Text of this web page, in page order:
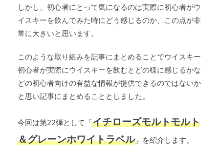
しかし、初心者にとって気になるのは実際に初心者がウ
イスキーを飲んでみた時にどう感じるのか、この点が非
常に大きいと思います。
このような取り組みを記事にまとめることでウイスキー
初心者が実際にウイスキーを飲むとどの様に感じるかな
どの初心者向けの有益な情報が提供できるのではないか
と思い記事にまとめることとしました。
今回は第22弾として「イチローズモルトモルト
＆グレーンホワイトラベル」を紹介します。